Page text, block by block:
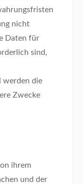
nicht
Daten für
sind,
werden die
Zwecke
ihrem
und der